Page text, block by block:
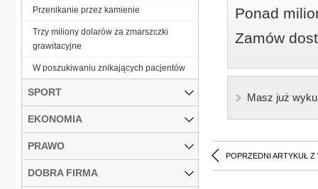
Ponad
Zamów
Masz już
POPRZEDNI ARTYKUŁ Z
Przenikanie przez kamienie
Trzy miliony dolarów za zmarszczki
grawitacyjne
W poszukiwaniu znikających pacjentów
SPORT
EKONOMIA
PRAWO
DOBRA FIRMA